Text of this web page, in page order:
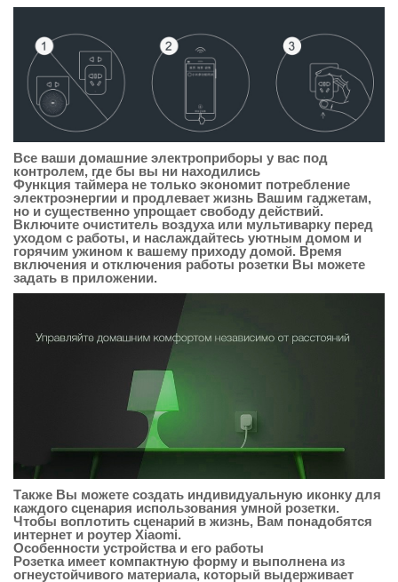
Все ваши домашние электроприборы у вас под
контролем, где бы вы ни находились
Функция таймера не только экономит потребление
электроэнергии и продлевает жизнь Вашим гаджетам,
но и существенно упрощает свободу действий.
Включите очиститель воздуха или мультиварку перед
уходом с работы, и наслаждайтесь уютным домом и
горячим ужином к вашему приходу домой. Время
включения и отключения работы розетки Вы можете
задать в приложении.
Также Вы можете создать индивидуальную иконку для
каждого сценария использования умной розетки.
Чтобы воплотить сценарий в жизнь, Вам понадобятся
интернет и роутер Xiaomi.
Особенности устройства и его работы
Розетка имеет компактную форму и выполнена из
огнеустойчивого материала, который выдерживает